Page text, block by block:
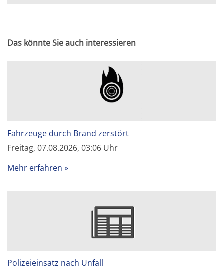
Das könnte Sie auch interessieren
Fahrzeuge durch Brand zerstört
Freitag, 07.08.2026, 03:06 Uhr
Mehr erfahren
Polizeieinsatz nach Unfall